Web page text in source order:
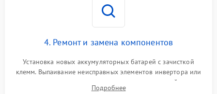
4. Ремонт и замена компонентов
Установка новых аккумуляторных батарей с зачисткой
клемм. Выпаивание неисправных элементов инвертора или
цепи зарядки и монтаж новых радиодеталей.
Восстановление поврежденных токоведущих дорожек и
Подробнее